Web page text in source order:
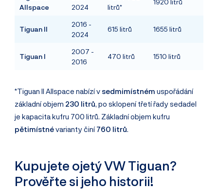
Allspace
2024
litrů*
1920 litrů
Tiguan II
2016 -
2024
615 litrů 1655 litrů
Tiguan I
2007 -
2016
470 litrů 1510 litrů
*Tiguan II Allspace nabízí v sedmimístném uspořádání
základní objem 230 litrů, po sklopení třetí řady sedadel
je kapacita kufru 700 litrů. Základní objem kufru
pětimístnévarianty činí760 litrů.
Kupujete ojetý VW Tiguan?
Prověřte si jeho historii!